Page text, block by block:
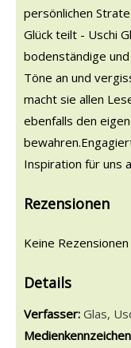
persönlichen
Glück teilt - Uschi
bodenständige
Töne an und
macht sie allen
ebenfalls den
Inspiration für uns
Rezensionen
Keine
Details
Verfasser: Suche
Glas,